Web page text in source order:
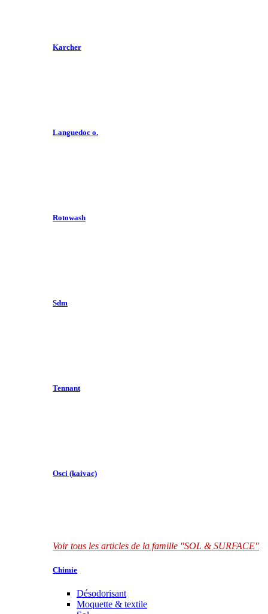
Karcher
Languedoc o.
Rotowash
Sdm
Tennant
Osci (kaivac)
Voir tous les articles de la famille "SOL & SURFACE"
Chimie
Désodorisant
Moquette & textile